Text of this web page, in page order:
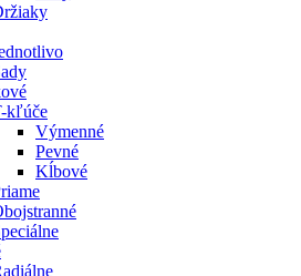
kľúče
Výmenné
Pevné
Kĺbové